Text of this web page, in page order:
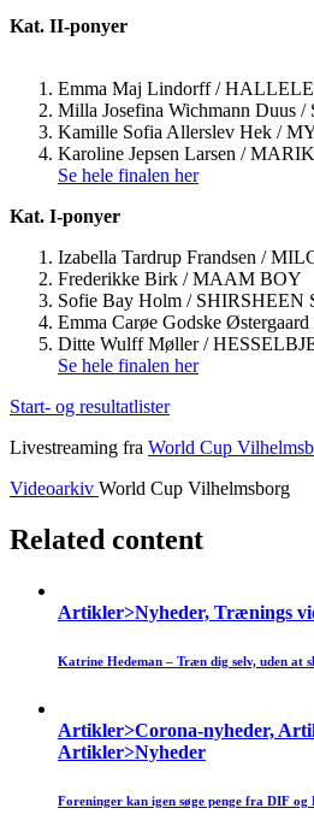
Kat. II-ponyer
Emma Maj Lindorff /
Milla Josefina Wichmann Duus /
Kamille Sofia Allerslev Hek /
Karoline Jepsen Larsen /
Se hele finalen her
Kat. I-ponyer
Izabella Tardrup Frandsen /
Frederikke Birk / MAAM BOY
Sofie Bay Holm / SHIRSHEEN
Emma Carøe Godske
Ditte Wulff Møller /
Se hele finalen her
Start- og resultatlister
Livestreaming fra World Cup
Videoarkiv World Cup Vilhelmsborg
Related content
Artikler>Nyheder, Trænings
Katrine Hedeman – Træn dig selv, uden at
Artikler>Corona-nyheder,
Artikler>Nyheder
Foreninger kan igen søge penge fra DIF